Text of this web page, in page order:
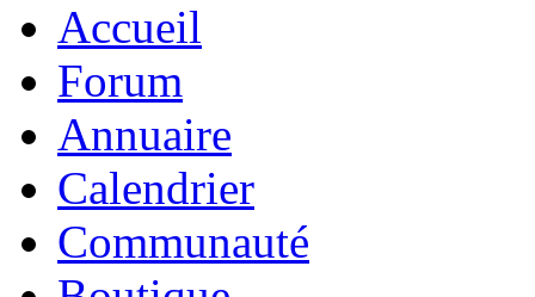
Accueil
Forum
Annuaire
Calendrier
Communauté